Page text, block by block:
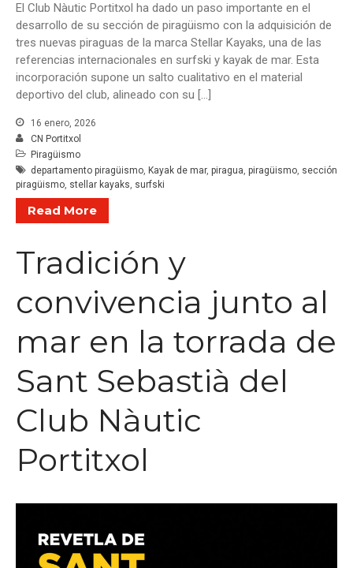
Agosto vuelve a vestir de fiesta
al Club Nàutic Portitxol
Nunca es tarde para aprender a
navegar. Inscríbete en la
Escuela de Adultos
El Club Nàutic Portitxol ha dado un paso importante en el
desarrollo de su sección de piragüismo con la adquisición de
tres nuevas piraguas de la marca Stellar Kayaks, una de las
referencias internacionales en surfski y kayak de mar. Esta
incorporación supone un salto cualitativo en el material
deportivo del club, alineado con su […]
16 enero, 2026
CN Portitxol
Piragüismo
departamento piragüismo, Kayak de mar, piragua, piragüismo, sección
piragüismo, stellar kayaks, surfski
Read More
Tradición y
convivencia junto al
mar en la torrada de
Sant Sebastià del
Club Nàutic
Portitxol